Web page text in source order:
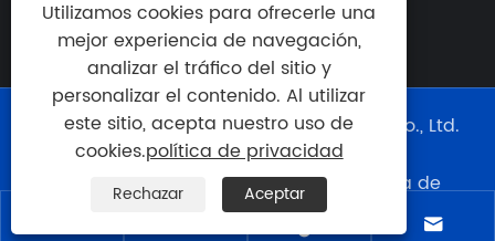
Copyright © 2025 Yueqing Face Electric Co., Ltd.
Todos los derechos reservados.
Sitemap RSS | XML
política de
privacidad |

Utilizamos cookies para ofrecerle una
mejor experiencia de navegación,
analizar el tráfico del sitio y
personalizar el contenido. Al utilizar
este sitio, acepta nuestro uso de
cookies.política de privacidad
Rechazar Aceptar